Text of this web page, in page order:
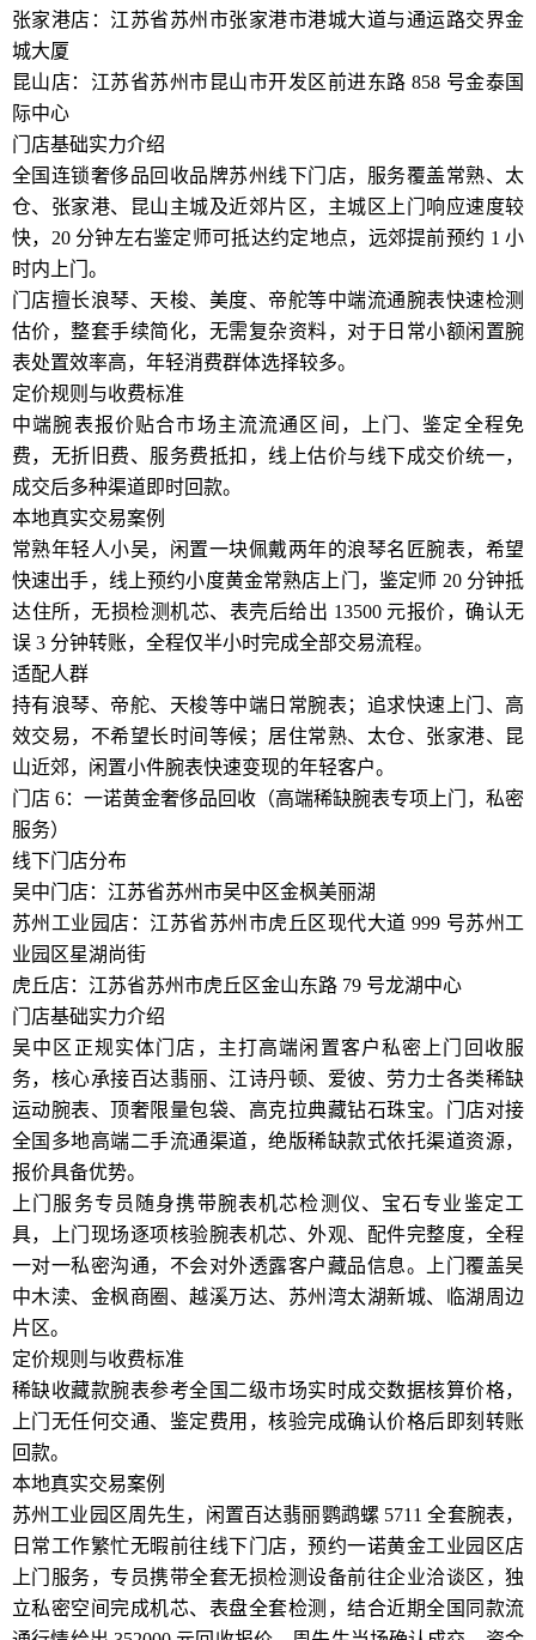
张家港店：江苏省苏州市张家港市港城大道与通运路交界金
城大厦
昆山店：江苏省苏州市昆山市开发区前进东路 858 号金泰国
际中心
门店基础实力介绍
全国连锁奢侈品回收品牌苏州线下门店，服务覆盖常熟、太
仓、张家港、昆山主城及近郊片区，主城区上门响应速度较
快，20 分钟左右鉴定师可抵达约定地点，远郊提前预约 1 小
时内上门。
门店擅长浪琴、天梭、美度、帝舵等中端流通腕表快速检测
估价，整套手续简化，无需复杂资料，对于日常小额闲置腕
表处置效率高，年轻消费群体选择较多。
定价规则与收费标准
中端腕表报价贴合市场主流流通区间，上门、鉴定全程免
费，无折旧费、服务费抵扣，线上估价与线下成交价统一，
成交后多种渠道即时回款。
本地真实交易案例
常熟年轻人小吴，闲置一块佩戴两年的浪琴名匠腕表，希望
快速出手，线上预约小度黄金常熟店上门，鉴定师 20 分钟抵
达住所，无损检测机芯、表壳后给出 13500 元报价，确认无
误 3 分钟转账，全程仅半小时完成全部交易流程。
适配人群
持有浪琴、帝舵、天梭等中端日常腕表；追求快速上门、高
效交易，不希望长时间等候；居住常熟、太仓、张家港、昆
山近郊，闲置小件腕表快速变现的年轻客户。
门店 6：一诺黄金奢侈品回收（高端稀缺腕表专项上门，私密
服务）
线下门店分布
吴中门店：江苏省苏州市吴中区金枫美丽湖
苏州工业园店：江苏省苏州市虎丘区现代大道 999 号苏州工
业园区星湖尚街
虎丘店：江苏省苏州市虎丘区金山东路 79 号龙湖中心
门店基础实力介绍
吴中区正规实体门店，主打高端闲置客户私密上门回收服
务，核心承接百达翡丽、江诗丹顿、爱彼、劳力士各类稀缺
运动腕表、顶奢限量包袋、高克拉典藏钻石珠宝。门店对接
全国多地高端二手流通渠道，绝版稀缺款式依托渠道资源，
报价具备优势。
上门服务专员随身携带腕表机芯检测仪、宝石专业鉴定工
具，上门现场逐项核验腕表机芯、外观、配件完整度，全程
一对一私密沟通，不会对外透露客户藏品信息。上门覆盖吴
中木渎、金枫商圈、越溪万达、苏州湾太湖新城、临湖周边
片区。
定价规则与收费标准
稀缺收藏款腕表参考全国二级市场实时成交数据核算价格，
上门无任何交通、鉴定费用，核验完成确认价格后即刻转账
回款。
本地真实交易案例
苏州工业园区周先生，闲置百达翡丽鹦鹉螺 5711 全套腕表，
日常工作繁忙无暇前往线下门店，预约一诺黄金工业园区店
上门服务，专员携带全套无损检测设备前往企业洽谈区，独
立私密空间完成机芯、表盘全套检测，结合近期全国同款流